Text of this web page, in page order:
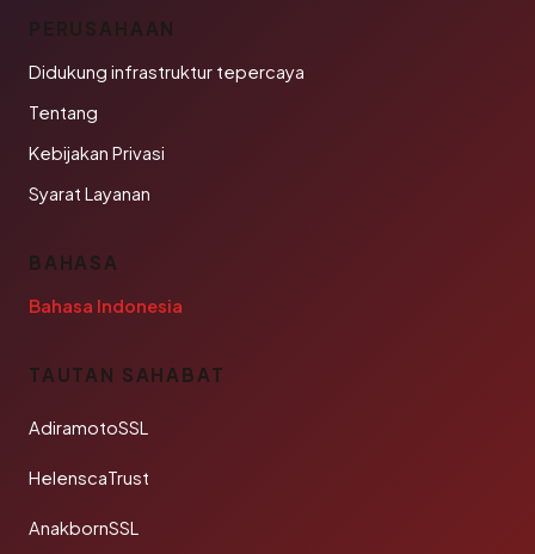
PERUSAHAAN
Didukung infrastruktur tepercaya
Tentang
Kebijakan Privasi
Syarat Layanan
BAHASA
Bahasa Indonesia
TAUTAN SAHABAT
AdiramotoSSL
HelenscaTrust
AnakbornSSL